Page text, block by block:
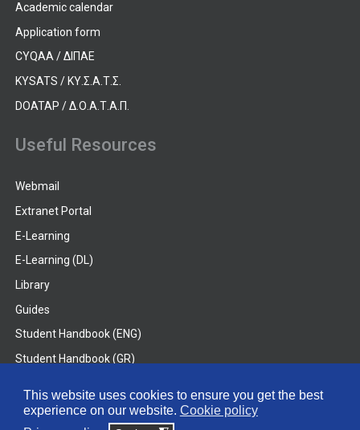
This website uses cookies to ensure you get the best
experience on our website. Cookie policy
Academic calendar
Application form
CYQAA / ΔΙΠΑΕ
KYSATS / ΚΥ.Σ.Α.Τ.Σ.
DOATAP / Δ.Ο.Α.Τ.Α.Π.
Useful Resources
Webmail
Extranet Portal
E-Learning
E-Learning (DL)
Library
Guides
Student Handbook (ENG)
Student Handbook (GR)
© 2026 Frederick University